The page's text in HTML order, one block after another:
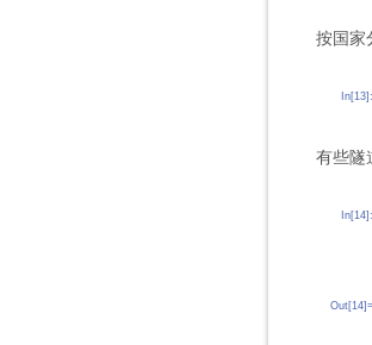
按国家
有些隧
Out[14]=